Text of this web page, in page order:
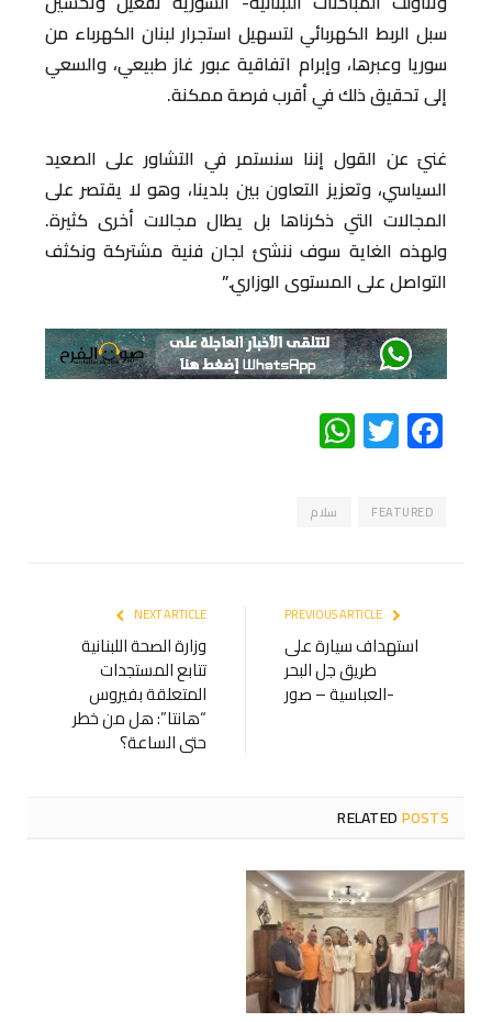
سبل الربط الكهربائي لتسهيل استجرار لبنان الكهرباء من
سوريا وعبرها، وإبرام اتفاقية عبور غاز طبيعي، والسعي
إلى تحقيق ذلك في أقرب فرصة ممكنة.
غنيَ عن القول إننا سنستمر في التشاور على الصعيد
السياسي، وتعزيز التعاون بين بلدينا، وهو لا يقتصر على
المجالات التي ذكرناها بل يطال مجالات أخرى كثيرة.
ولهذه الغاية سوف ننشئ لجان فنية مشتركة ونكثف
التواصل على المستوى الوزاري.”
Facebook
Twitter
WhatsApp
FEATURED سلام
استهداف سيارة على
طريق جل البحر
-العباسية – صور
NEXT ARTICLE
وزارة الصحة اللبنانية
تتابع المستجدات
المتعلقة بفيروس
“هانتا”: هل من خطر
حتى الساعة؟
RELATEDPOSTS